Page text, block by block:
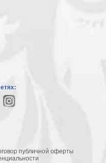
публичной оферты